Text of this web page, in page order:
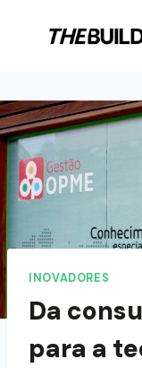
INOVADORES
Da
para a